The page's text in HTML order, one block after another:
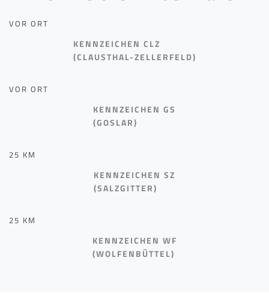
VOR ORT
KENNZEICHEN CLZ
(CLAUSTHAL-ZELLERFELD)
VOR ORT
KENNZEICHEN GS
(GOSLAR)
25 KM
KENNZEICHEN SZ
(SALZGITTER)
25 KM
KENNZEICHEN WF
(WOLFENBÜTTEL)